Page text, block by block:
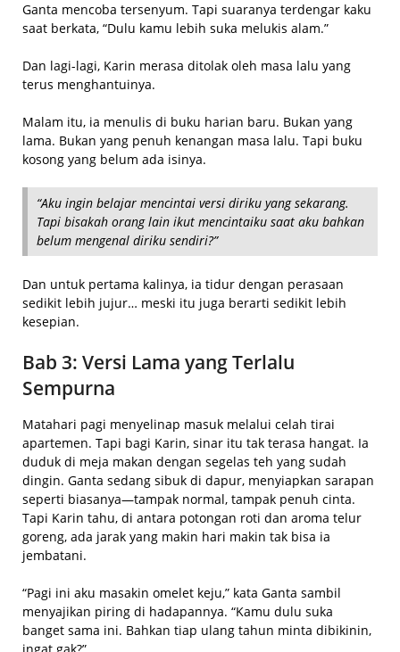
Ganta mencoba tersenyum. Tapi suaranya terdengar kaku
saat berkata, “Dulu kamu lebih suka melukis alam.”
Dan lagi-lagi, Karin merasa ditolak oleh masa lalu yang
terus menghantuinya.
Malam itu, ia menulis di buku harian baru. Bukan yang
lama. Bukan yang penuh kenangan masa lalu. Tapi buku
kosong yang belum ada isinya.
“Aku ingin belajar mencintai versi diriku yang sekarang.
Tapi bisakah orang lain ikut mencintaiku saat aku bahkan
belum mengenal diriku sendiri?”
Dan untuk pertama kalinya, ia tidur dengan perasaan
sedikit lebih jujur… meski itu juga berarti sedikit lebih
kesepian.
Bab 3: Versi Lama yang Terlalu
Sempurna
Matahari pagi menyelinap masuk melalui celah tirai
apartemen. Tapi bagi Karin, sinar itu tak terasa hangat. Ia
duduk di meja makan dengan segelas teh yang sudah
dingin. Ganta sedang sibuk di dapur, menyiapkan sarapan
seperti biasanya—tampak normal, tampak penuh cinta.
Tapi Karin tahu, di antara potongan roti dan aroma telur
goreng, ada jarak yang makin hari makin tak bisa ia
jembatani.
“Pagi ini aku masakin omelet keju,” kata Ganta sambil
menyajikan piring di hadapannya. “Kamu dulu suka
banget sama ini. Bahkan tiap ulang tahun minta dibikinin,